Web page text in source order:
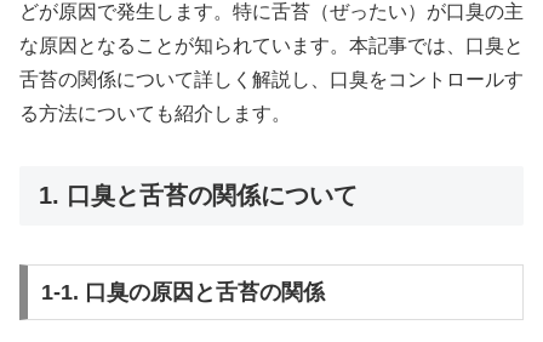
どが原因で発生します。特に舌苔（ぜったい）が口臭の主
な原因となることが知られています。本記事では、口臭と
舌苔の関係について詳しく解説し、口臭をコントロールす
る方法についても紹介します。
1. 口臭と舌苔の関係について
1-1. 口臭の原因と舌苔の関係